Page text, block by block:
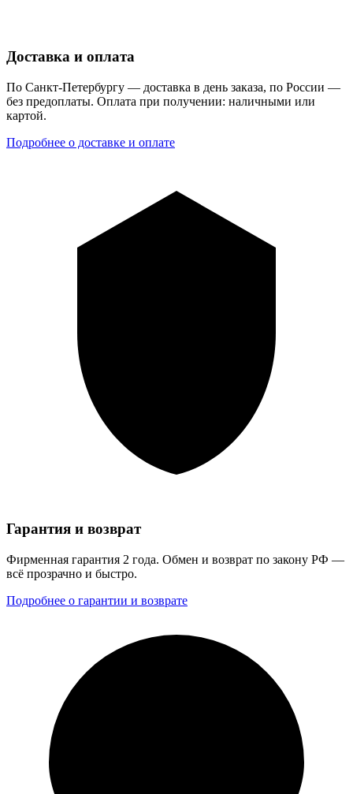
Доставка и оплата
По Санкт-Петербургу — доставка в день заказа, по России —
без предоплаты. Оплата при получении: наличными или
картой.
Подробнее о доставке и оплате
Гарантия и возврат
Фирменная гарантия 2 года. Обмен и возврат по закону РФ —
всё прозрачно и быстро.
Подробнее о гарантии и возврате